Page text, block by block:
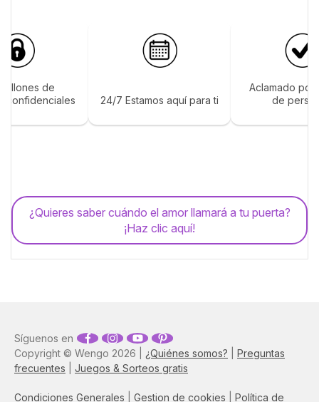
de
confidenciales
24/7 Estamos aquí para ti
Aclamado por
de
¿Quieres saber cuándo el amor llamará a tu puerta?
¡Haz clic aquí!
Copyright © Wengo 2026 | ¿Quiénes somos?
Preguntas
frecuentes
Juegos & Sorteos gratis
Condiciones Generales Gestion de cookies Política de
Síguenos en